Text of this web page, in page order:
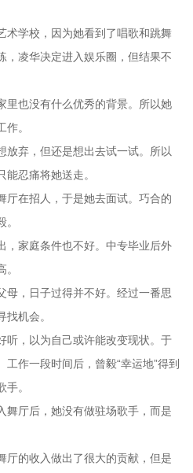
术学校，因为她看到了唱歌和跳舞
，凌华决定进入娱乐圈，但结果不
里也没有什么优秀的背景。所以她
。
放弃，但还是想出去试一试。所以
忍痛将她送走。
厅在招人，于是她去面试。巧合的
，家庭条件也不好。中专毕业后外
母，日子过得并不好。经过一番思
机会。
听，以为自己或许能改变现状。于
作一段时间后，曾毅“幸运地”得到
。
舞厅后，她没有做驻场歌手，而是
厅的收入做出了很大的贡献，但是